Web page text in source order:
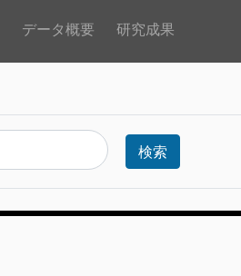
データ概要 研究成果
検索